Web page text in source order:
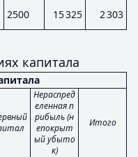
2500 15 325 2 303
капитала
Нераспред
еленная п
рибыль (н
епокрыт
ый убыто
к)
Итого